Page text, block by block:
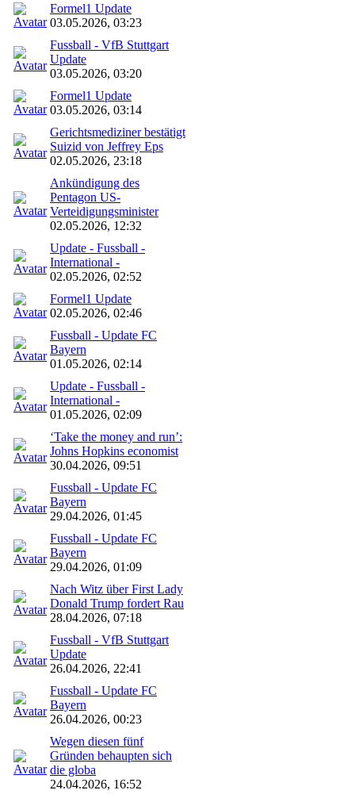
Formel1 Update
03.05.2026, 03:23
Fussball - VfB Stuttgart
Update
03.05.2026, 03:20
Formel1 Update
03.05.2026, 03:14
Gerichtsmediziner bestätigt
Suizid von Jeffrey Eps
02.05.2026, 23:18
Ankündigung des
Pentagon US-
Verteidigungsminister
02.05.2026, 12:32
Update - Fussball -
International -
02.05.2026, 02:52
Formel1 Update
02.05.2026, 02:46
Fussball - Update FC
Bayern
01.05.2026, 02:14
Update - Fussball -
International -
01.05.2026, 02:09
‘Take the money and run’:
Johns Hopkins economist
30.04.2026, 09:51
Fussball - Update FC
Bayern
29.04.2026, 01:45
Fussball - Update FC
Bayern
29.04.2026, 01:09
Nach Witz über First Lady
Donald Trump fordert Rau
28.04.2026, 07:18
Fussball - VfB Stuttgart
Update
26.04.2026, 22:41
Fussball - Update FC
Bayern
26.04.2026, 00:23
Wegen diesen fünf
Gründen behaupten sich
die globa
24.04.2026, 16:52